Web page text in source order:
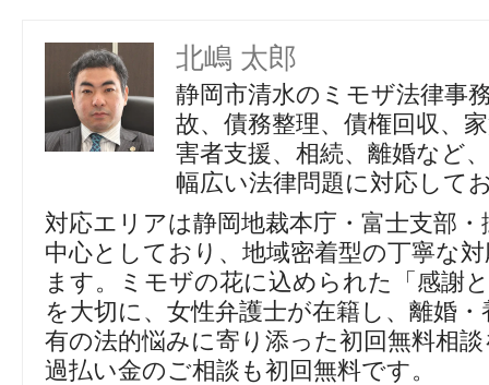
北嶋 太郎
静岡市清水のミモザ法律事
故、債務整理、債権回収、
害者支援、相続、離婚など
幅広い法律問題に対応して
対応エリアは静岡地裁本庁・富士支部
中心としており、地域密着型の丁寧な
ます。ミモザの花に込められた「感謝
を大切に、女性弁護士が在籍し、離婚
有の法的悩みに寄り添った初回無料相
過払い金のご相談も初回無料です。